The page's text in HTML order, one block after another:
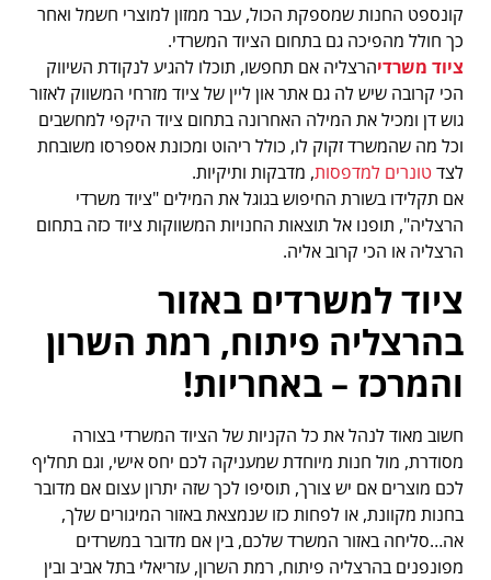
קונספט החנות שמספקת הכול, עבר ממזון למוצרי חשמל ואחר
כך חולל מהפיכה גם בתחום הציוד המשרדי.
ציוד משרדיהרצליה אם תחפשו, תוכלו להגיע לנקודת השיווק
הכי קרובה שיש לה גם אתר און ליין של ציוד מזרחי המשווק לאזור
גוש דן ומכיל את המילה האחרונה בתחום ציוד היקפי למחשבים
וכל מה שהמשרד זקוק לו, כולל ריהוט ומכונת אספרסו משובחת
לצדטונרים למדפסות, מדבקות ותיקיות.
אם תקלידו בשורת החיפוש בגוגל את המילים "ציוד משרדי
הרצליה", תופנו אל תוצאות החנויות המשווקות ציוד כזה בתחום
הרצליה או הכי קרוב אליה.
ציוד למשרדים באזור
בהרצליה פיתוח, רמת השרון
והמרכז – באחריות!
חשוב מאוד לנהל את כל הקניות של הציוד המשרדי בצורה
מסודרת, מול חנות מיוחדת שמעניקה לכם יחס אישי, וגם תחליף
לכם מוצרים אם יש צורך, תוסיפו לכך שזה יתרון עצום אם מדובר
בחנות מקוונת, או לפחות כזו שנמצאת באזור המיגורים שלך,
אה…סליחה באזור המשרד שלכם, בין אם מדובר במשרדים
מפונפנים בהרצליה פיתוח, רמת השרון, עזריאלי בתל אביב ובין